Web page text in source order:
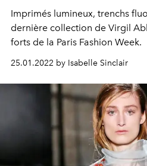
Imprimés lumineux, trenchs
dernière collection de Virgil
forts de la Paris Fashion Week.
25.01.2022 by Isabelle Sinclair